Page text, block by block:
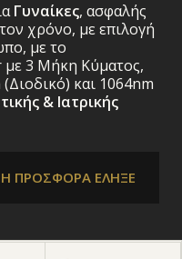
Γυναίκες, ασφαλής
χρόνο, με επιλογή
, με το
3 Μήκη Κύματος,
και 1064nm
& Ιατρικής
Η ΠΡΟΣΦΟΡΑ ΕΛΗΞΕ